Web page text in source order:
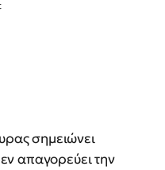
σημειώνει
απαγορεύει την